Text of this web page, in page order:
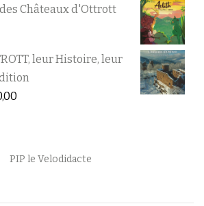
Châteaux d'Ottrott
leur Histoire, leur
PIP le Velodidacte